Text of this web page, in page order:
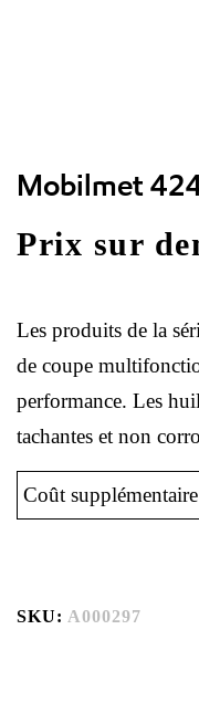
Mobilmet
Prix sur
Les produits de la
de coupe
performance. Les
tachantes et non
Coût
SKU: A000297